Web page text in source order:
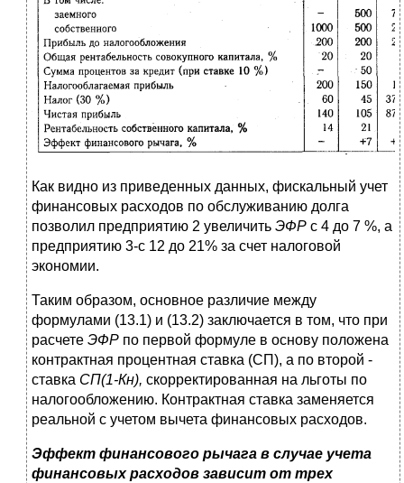
Как видно из приведенных данных, фискальный учет
финансовых расходов по обслуживанию долга
позволил предприятию 2 увеличить ЭФР с 4 до 7 %, а
предприятию 3-с 12 до 21% за счет налоговой
экономии.
Таким образом, основное различие между
формулами (13.1) и (13.2) заключается в том, что при
расчете ЭФР по первой формуле в основу положена
контрактная процентная ставка (СП), а по второй -
ставка СП(1-Кн), скорректированная на льготы по
налогообложению. Контрактная ставка заменяется
реальной с учетом вычета финансовых расходов.
Эффект финансового рычага в случае учета
финансовых расходов зависит от трех